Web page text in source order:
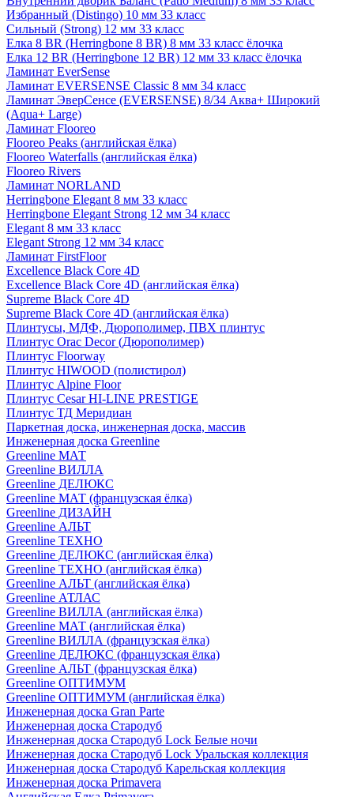
Избранный (Distingo) 10 мм 33 класс
Сильный (Strong) 12 мм 33 класс
Елка 8 BR (Herringbone 8 BR) 8 мм 33 класс ёлочка
Елка 12 BR (Herringbone 12 BR) 12 мм 33 класс ёлочка
Ламинат EverSense
Ламинат EVERSENSE Classic 8 мм 34 класс
Ламинат ЭверСенсе (EVERSENSE) 8/34 Аква+ Широкий
(Aqua+ Large)
Ламинат Flooreo
Flooreo Peaks (английская ёлка)
Flooreo Waterfalls (английская ёлка)
Flooreo Rivers
Ламинат NORLAND
Herringbone Elegant 8 мм 33 класс
Herringbone Elegant Strong 12 мм 34 класс
Elegant 8 мм 33 класс
Elegant Strong 12 мм 34 класс
Ламинат FirstFloor
Excellence Black Core 4D
Excellence Black Core 4D (английская ёлка)
Supreme Black Core 4D
Supreme Black Core 4D (английская ёлка)
Плинтусы, МДФ, Дюрополимер, ПВХ плинтус
Плинтус Orac Decor (Дюрополимер)
Плинтус Floorway
Плинтус HIWOOD (полистирол)
Плинтус Alpine Floor
Плинтус Cesar HI-LINE PRESTIGE
Плинтус ТД Меридиан
Паркетная доска, инженерная доска, массив
Инженерная доска Greenline
Greenline МАТ
Greenline ВИЛЛА
Greenline ДЕЛЮКС
Greenline МАТ (французская ёлка)
Greenline ДИЗАЙН
Greenline АЛЬТ
Greenline ТЕХНО
Greenline ДЕЛЮКС (английская ёлка)
Greenline ТЕХНО (английская ёлка)
Greenline АЛЬТ (английская ёлка)
Greenline АТЛАС
Greenline ВИЛЛА (английская ёлка)
Greenline МАТ (английская ёлка)
Greenline ВИЛЛА (французская ёлка)
Greenline ДЕЛЮКС (французская ёлка)
Greenline АЛЬТ (французская ёлка)
Greenline ОПТИМУМ
Greenline ОПТИМУМ (английская ёлка)
Инженерная доска Gran Parte
Инженерная доска Стародуб
Инженерная доска Стародуб Lock Белые ночи
Инженерная доска Стародуб Lock Уральская коллекция
Инженерная доска Стародуб Карельская коллекция
Инженерная доска Primavera